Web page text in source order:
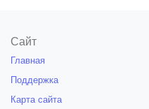
Сайт
Главная
Поддержка
Карта сайта